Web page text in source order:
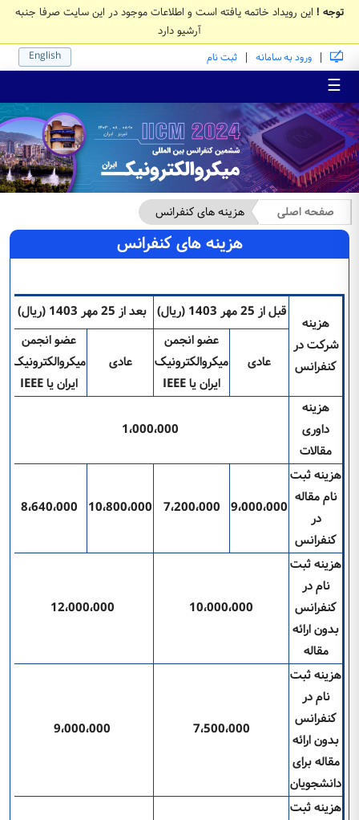
توجه ! این رویداد خاتمه یافته است و اطلاعات موجود در این سایت صرفا جنبه
آرشیو دارد
| ورود به سامانه | ثبت نام English
☰
صفحه اصلی هزینه های کنفرانس
هزینه های کنفرانس
هزینه
شرکت در
کنفرانس
قبل از 25 مهر 1403 (ریال) بعد از 25 مهر 1403 (ریال)
عادی
عضو انجمن
میکروالکترونیک
ایران یاIEEE
عادی
عضو انجمن
میکروالکترونیک
ایران یاIEEE
هزینه
داوری
مقالات
1،000،000
هزینه ثبت
نام مقاله
در
کنفرانس
9،000،000 7،200،000 10،800،000 8،640،000
هزینه ثبت
نام در
کنفرانس
بدون ارائه
مقاله
10،000،000 12،000،000
هزینه ثبت
نام در
کنفرانس
بدون ارائه
مقاله برای
دانشجویان
7،500،000 9،000،000
هزینه ثبت